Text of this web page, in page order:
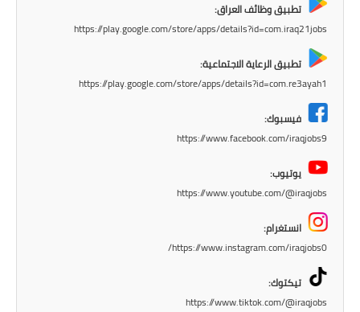
الطقس
صحة وطب
تطبيق وظائف العراق:
https://play.google.com/store/apps/details?id=com.iraq21jobs
تطبيق الرعاية الاجتماعية:
https://play.google.com/store/apps/details?id=com.re3ayah1
فيسبوك:
https://www.facebook.com/iraqjobs9
يوتيوب:
https://www.youtube.com/@iraqjobs
انستغرام:
https://www.instagram.com/iraqjobs0/
تيكتوك:
https://www.tiktok.com/@iraqjobs